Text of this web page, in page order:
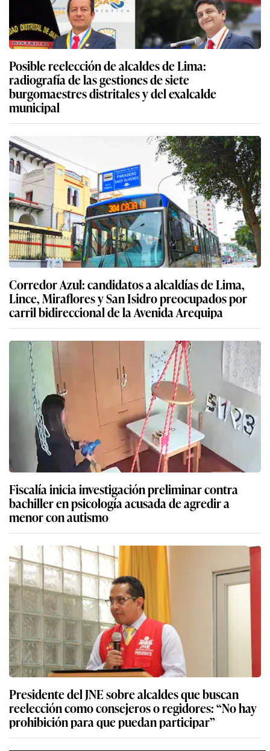
Posible reelección de alcaldes de Lima:
radiografía de las gestiones de siete
burgomaestres distritales y del exalcalde
municipal
Corredor Azul: candidatos a alcaldías de Lima,
Lince, Miraflores y San Isidro preocupados por
carril bidireccional de la Avenida Arequipa
Fiscalía inicia investigación preliminar contra
bachiller en psicología acusada de agredir a
menor con autismo
Presidente del JNE sobre alcaldes que buscan
reelección como consejeros o regidores: “No hay
prohibición para que puedan participar”